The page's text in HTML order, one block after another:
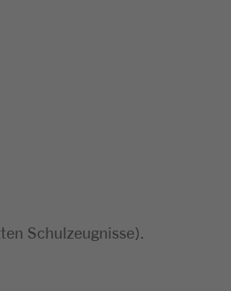
Schulzeugnisse).